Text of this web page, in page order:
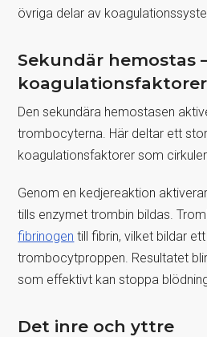
övriga delar av
Sekundär hemostas
Den sekundära hemostasen
trombocyterna. Här deltar ett
koagulationsfaktorer som
Genom en kedjereaktion
tills enzymet trombin bildas.
fibrinogen till fibrin, vilket bildar
trombocytproppen. Resultatet
som effektivt kan stoppa
Det inre och yttre